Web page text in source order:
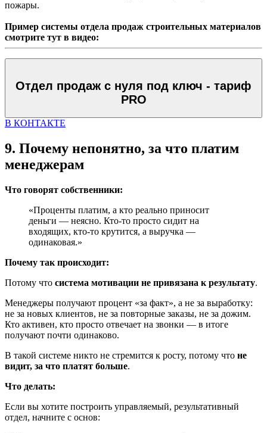
пожары.
Пример системы отдела продаж строительных материалов
смотрите тут в видео:
Отдел продаж с нуля под ключ - тариф
PRO
В КОНТАКТЕ
9. Почему непонятно, за что платим
менеджерам
Что говорят собственники:
«Проценты платим, а кто реально приносит
деньги — неясно. Кто-то просто сидит на
входящих, кто-то крутится, а выручка —
одинаковая.»
Почему так происходит:
Потому что система мотивации не привязана к результату.
Менеджеры получают процент «за факт», а не за выработку:
не за новых клиентов, не за повторные заказы, не за дожим.
Кто активен, кто просто отвечает на звонки — в итоге
получают почти одинаково.
В такой системе никто не стремится к росту, потому что не
видит, за что платят больше.
Что делать:
Если вы хотите построить управляемый, результативный
отдел, начните с основ: